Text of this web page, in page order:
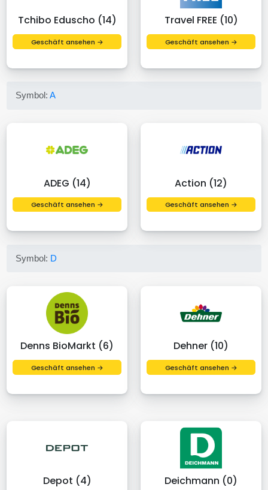
Tchibo Eduscho (14)
Geschäft ansehen →
Travel FREE (10)
Geschäft ansehen →
Symbol:A
ADEG (14)
Geschäft ansehen →
Action (12)
Geschäft ansehen →
Symbol: D
Denns BioMarkt (6)
Geschäft ansehen →
Dehner (10)
Geschäft ansehen →
Depot (4) Deichmann (0)